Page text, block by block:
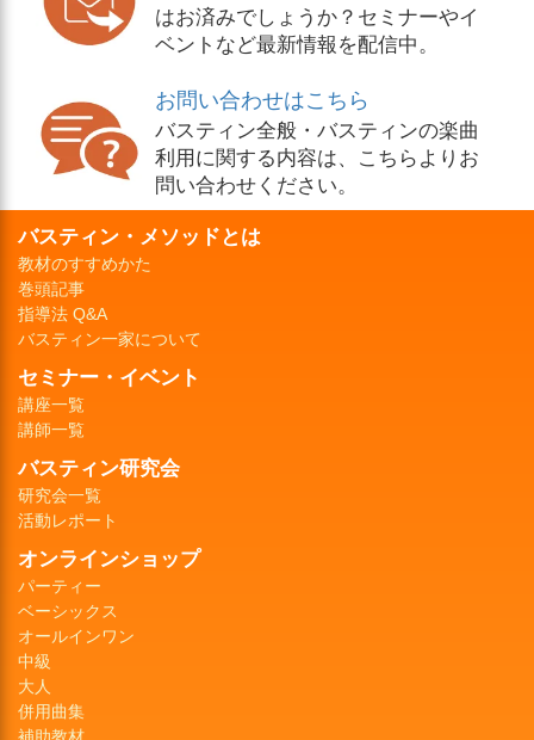
はお済みでしょうか？セミナーやイ
ベントなど最新情報を配信中。
お問い合わせはこちら
バスティン全般・バスティンの楽曲
利用に関する内容は、こちらよりお
問い合わせください。
バスティン・メソッドとは
教材のすすめかた
巻頭記事
指導法 Q&A
バスティン一家について
セミナー・イベント
講座一覧
講師一覧
バスティン研究会
研究会一覧
活動レポート
オンラインショップ
パーティー
ベーシックス
オールインワン
中級
大人
併用曲集
補助教材